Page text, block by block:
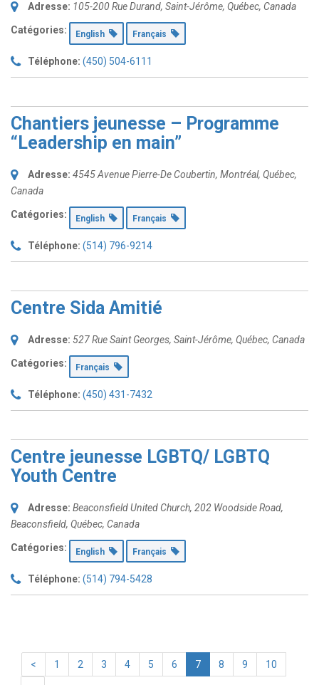
Adresse: 105-200 Rue Durand, Saint-Jérôme, Québec, Canada
Catégories: English Français
Téléphone: (450) 504-6111
Chantiers jeunesse – Programme
“Leadership en main”
Adresse: 4545 Avenue Pierre-De Coubertin, Montréal, Québec,
Canada
Catégories: English Français
Téléphone: (514) 796-9214
Centre Sida Amitié
Adresse: 527 Rue Saint Georges, Saint-Jérôme, Québec, Canada
Catégories: Français
Téléphone: (450) 431-7432
Centre jeunesse LGBTQ/ LGBTQ
Youth Centre
Adresse: Beaconsfield United Church, 202 Woodside Road,
Beaconsfield, Québec, Canada
Catégories: English Français
Téléphone: (514) 794-5428
< 1 2 3 4 5 6 7 8 9 10